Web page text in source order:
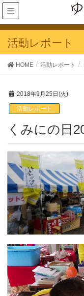
活動レポート
HOME 活動レポート
2018年9月25日(火)
活動レポート
くみにの日
動
画
プ
レ